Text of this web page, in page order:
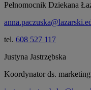
Pełnomocnik Dziekana
tel. 608 527 117
Justyna Jastrzębska
Koordynator ds.